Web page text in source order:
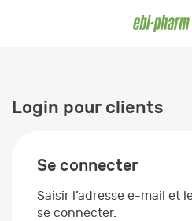
Login pour clients
Se connecter
Saisir l’adresse e-mail et
se connecter.